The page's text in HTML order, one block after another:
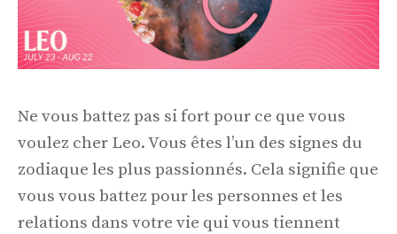
Ne vous battez pas si fort pour ce que vous
voulez cher Leo. Vous êtes l’un des signes du
zodiaque les plus passionnés. Cela signifie que
vous vous battez pour les personnes et les
relations dans votre vie qui vous tiennent